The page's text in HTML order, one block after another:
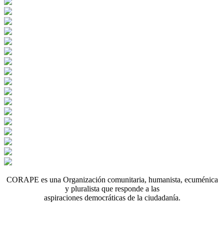
CORAPE es una Organización comunitaria, humanista, ecuménica
y pluralista que responde a las
aspiraciones democráticas de la ciudadanía.